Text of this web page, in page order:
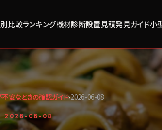
比較ランキング機材診断設置見積発見ガイド小
不安なときの確認ガイド›2026-06-08
/2026-06-08